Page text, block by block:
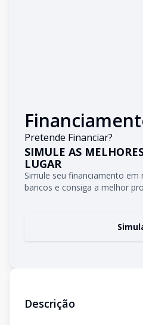
Pretende Financiar?
SIMULE AS
LUGAR
Simule seu financiamento
bancos e consiga a melhor
Descrição